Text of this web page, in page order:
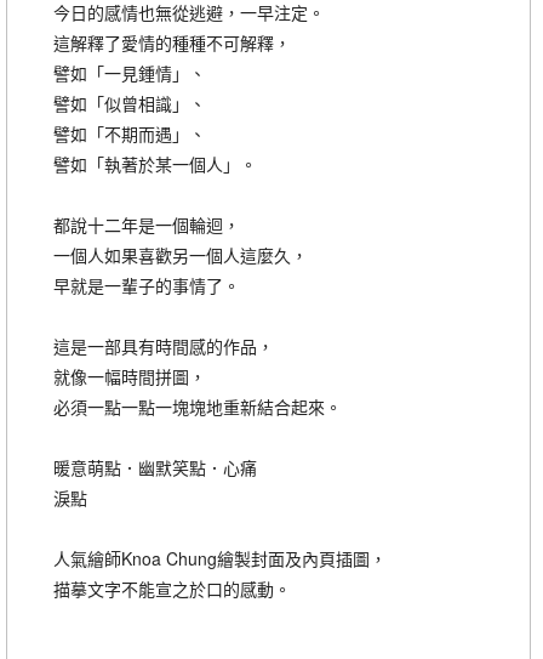
今日的感情也無從逃避，一早注定。
這解釋了愛情的種種不可解釋，
譬如「一見鍾情」、
譬如「似曾相識」、
譬如「不期而遇」、
譬如「執著於某一個人」。
都說十二年是一個輪迴，
一個人如果喜歡另一個人這麼久，
早就是一輩子的事情了。
這是一部具有時間感的作品，
就像一幅時間拼圖，
必須一點一點一塊塊地重新結合起來。
暖意萌點．幽默笑點．心痛
淚點
人氣繪師Knoa Chung繪製封面及內頁插圖，
描摹文字不能宣之於口的感動。